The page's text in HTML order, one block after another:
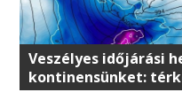
Veszélyes időjárási
kontinensünket: